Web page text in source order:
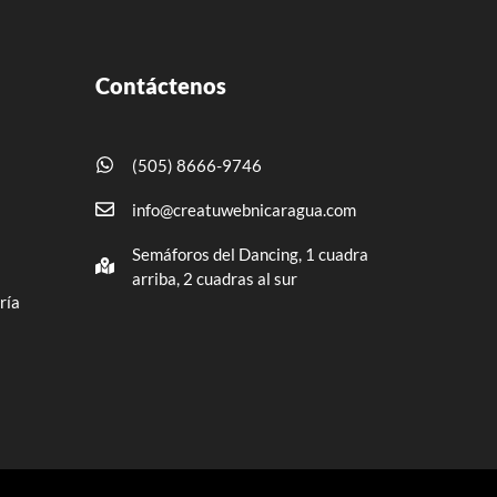
Contáctenos
(505) 8666-9746
info@creatuwebnicaragua.com
Semáforos del Dancing, 1 cuadra
arriba, 2 cuadras al sur